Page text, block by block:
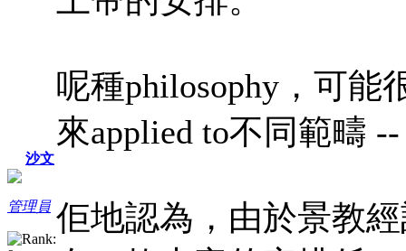
沙文
管理員
呢種philosophy，可能
來applied to不同範疇
佢地認為，由於景教